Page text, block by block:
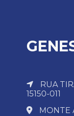
RUA
15150-011
MONTE